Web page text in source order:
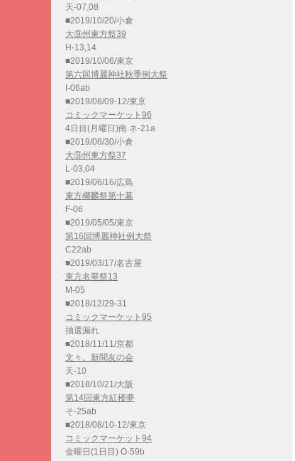
天-07,08
■2019/10/20/小倉
大⑨州東方祭39
H-13,14
■2019/10/06/東京
第六回博麗神社秋季例大祭
I-06ab
■2019/08/09-12/東京
コミックマーケット96
4日目(月曜日)南 ネ-21a
■2019/06/30/小倉
大⑨州東方祭37
L-03,04
■2019/06/16/広島
東方椰麟祭第十幕
F-06
■2019/05/05/東京
第16回博麗神社例大祭
C22ab
■2019/03/17/名古屋
東方名華祭13
M-05
■2018/12/29-31
コミックマーケット95
抽選漏れ
■2018/11/11/京都
文々。新聞友の会
天-10
■2018/10/21/大阪
第14回東方紅楼夢
そ-25ab
■2018/08/10-12/東京
コミックマーケット94
金曜日(1日目) O-59b